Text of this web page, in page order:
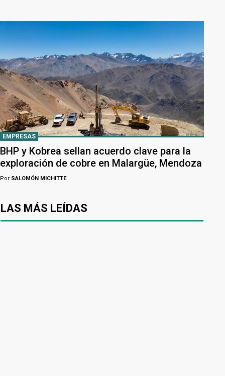
EMPRESAS
BHP y Kobrea sellan acuerdo clave para la
exploración de cobre en Malargüe, Mendoza
Por SALOMÓN MICHITTE
LAS MÁS LEÍDAS